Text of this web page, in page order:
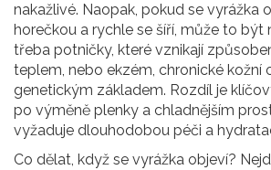
nakažlivé. Naopak, pokud se vyrážka
horečkou a rychle se šíří, může to být
třeba potničky, které vznikají
teplem, nebo ekzém, chronické kožní
genetickým základem. Rozdíl je
po výměně plenky a chladnějším
vyžaduje dlouhodobou péči a
Co dělat, když se vyrážka objeví?